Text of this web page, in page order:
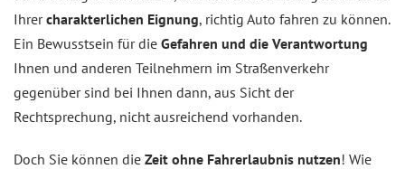
Ihrercharakterlichen Eignung, richtig Auto fahren zu können.
Ein Bewusstsein für die Gefahren und die Verantwortung
Ihnen und anderen Teilnehmern im Straßenverkehr
gegenüber sind bei Ihnen dann, aus Sicht der
Rechtsprechung, nicht ausreichend vorhanden.
Doch Sie können die Zeit ohne Fahrerlaubnis nutzen! Wie